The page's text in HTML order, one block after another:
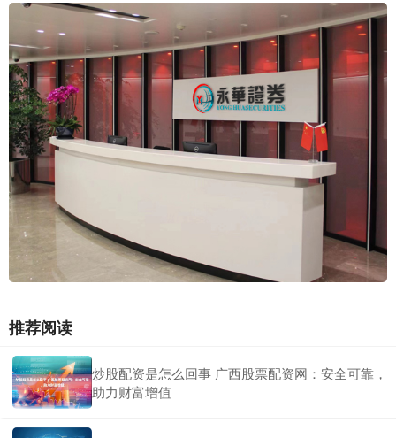
推荐阅读
炒股配资是怎么回事 广西股票配资网：安全可靠，
助力财富增值